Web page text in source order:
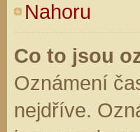
Nahoru
Co to jsou
Oznámení
nejdříve.